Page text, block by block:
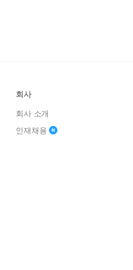
회사
회사 소개
인재채용